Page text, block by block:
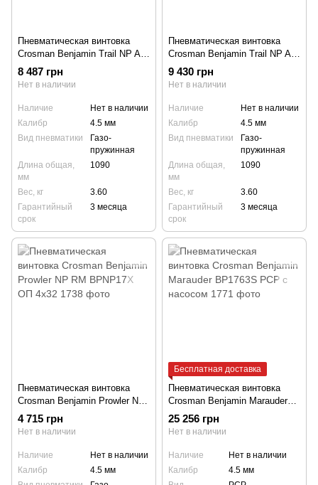
Пневматическая винтовка
Crosman Benjamin Trail NP All-
Weather RM BT1K77SNP
8 487 грн
Нет в наличии
Наличие
Нет в наличии
Калибр
4.5 мм
Вид пневматики
Газо-
пружинная
Длина общая,
мм
1090
Вес, кг
3.60
Гарантийный
срок
3 месяца
Пневматическая винтовка
Crosman Benjamin Trail NP All-
Weather BT1K77SNP ОП 3-
9x40
9 430 грн
Нет в наличии
Наличие
Нет в наличии
Калибр
4.5 мм
Вид пневматики
Газо-
пружинная
Длина общая,
мм
1090
Вес, кг
3.60
Гарантийный
срок
3 месяца
Пневматическая винтовка
Crosman Benjamin Prowler NP
RM BPNP17X ОП 4x32
4 715 грн
Нет в наличии
Наличие
Нет в наличии
Калибр
4.5 мм
Бесплатная доставка
Пневматическая винтовка
Crosman Benjamin Marauder
BP1763S PCP c насосом
25 256 грн
Нет в наличии
Наличие
Нет в наличии
Калибр
4.5 мм